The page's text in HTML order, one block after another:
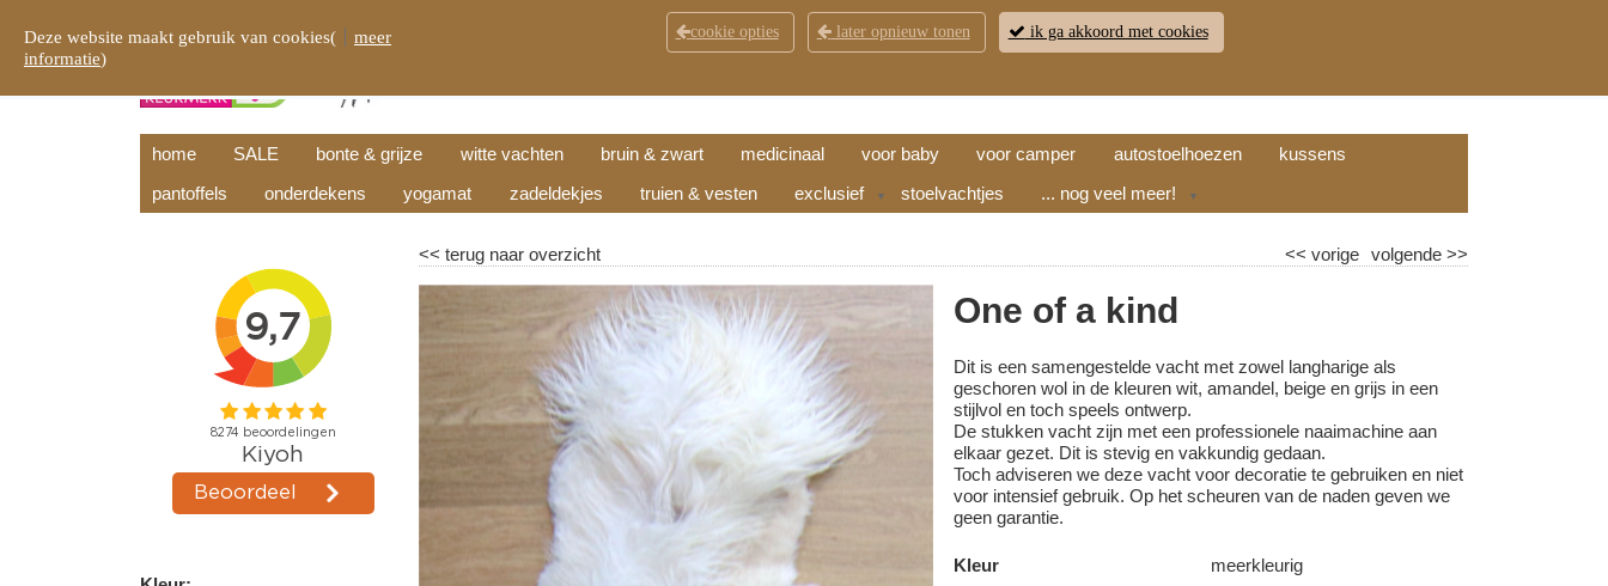
KLANTENSERVICE CONTACT OPENINGSTIJDEN RETOUR WINKELWAGEN (
home SALE bonte & grijze witte vachten bruin & zwart medicinaal voor baby voor camper autostoelhoezen
kussens
pantoffels
onderdekens yogamat zadeldekjes truien & vesten exclusief ▼ stoelvachtjes ... nog veel meer! ▼
<<terug naar overzicht volgende>>
<< vorige
One of a kind
Dit is een samengestelde vacht met zowel langharige als
geschoren wol in de kleuren wit, amandel, beige en grijs in een
stijlvol en toch speels ontwerp.
De stukken vacht zijn met een professionele naaimachine aan
elkaar gezet. Dit is stevig en vakkundig gedaan.
Toch adviseren we deze vacht voor decoratie te gebruiken en niet
voor intensief gebruik. Op het scheuren van de naden geven we
geen garantie.
Kleur
meerkleurig
Deze website maakt gebruik van cookies(
meer
informatie)
cookie opties later opnieuw tonen ik ga akkoord met cookies